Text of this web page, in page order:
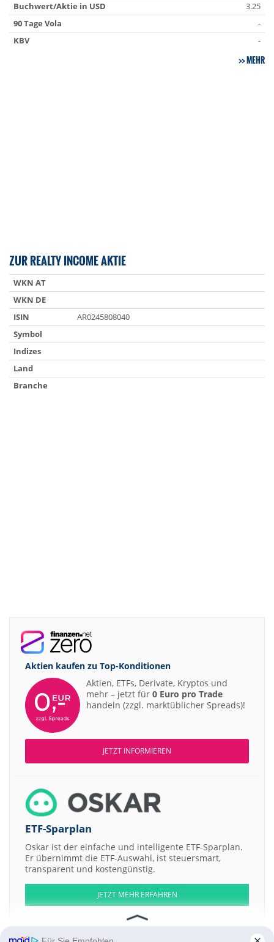
Buchwert/Aktie in USD
3.25
90 Tage Vola
-
KBV
-
MEHR
ZUR REALTY INCOME AKTIE
WKN AT
WKN DE
ISIN
AR0245808040
Symbol
Indizes
Land
Branche
Aktien kaufen zu Top-Konditionen
Aktien, ETFs, Derivate, Kryptos und
mehr – jetzt für 0 Euro pro Trade
handeln (zzgl. marktüblicher Spreads)!
JETZT INFORMIEREN
ETF-Sparplan
Oskar ist der einfache und intelligente ETF-Sparplan.
Er übernimmt die ETF-Auswahl, ist steuersmart,
transparent und kostengünstig.
JETZT MEHR ERFAHREN